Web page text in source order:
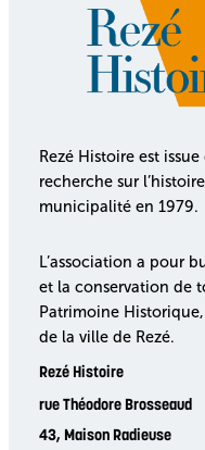
Rezé Histoire est
recherche sur
municipalité en 1979.
L’association a pour
et la conservation de
Patrimoine
de la ville de Rezé.
Rezé Histoire
rue Théodore Brosseaud
43, Maison Radieuse